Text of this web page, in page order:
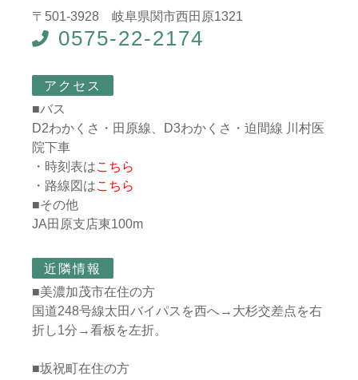
〒501-3928 岐阜県関市西田原1321
0575-22-2174
アクセス
■バス
D2わかくさ・田原線、D3わかくさ・迫間線 川村医
院下車
・時刻表はこちら
・路線図はこちら
■その他
JA田原支店東100m
近隣情報
■美濃加茂市在住の方
国道248号線太田バイパスを西へ→大杉交差点を右
折し1分→看板を左折。
■坂祝町在住の方